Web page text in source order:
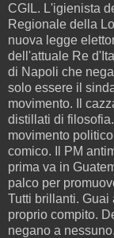
CGIL. L'igienista
Regionale della
nuova legge
dell'attuale Re
di Napoli che
solo essere il
movimento. Il
distillati di
movimento
comico. Il PM
prima va in
palco per
Tutti brillanti. Guai
proprio compito.
negano a